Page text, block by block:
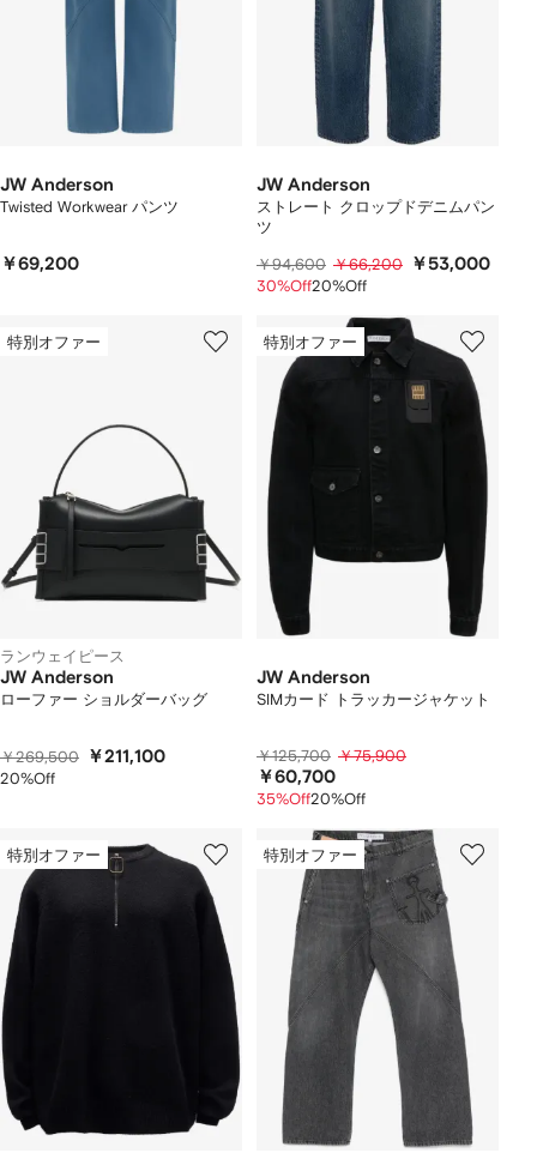
JW Anderson
Twisted Workwear パンツ
￥69,200
JW Anderson
ストレート クロップドデニムパン
ツ
￥94,600 ￥66,200 ￥53,000
30%Off20%Off
特別オファー
ランウェイピース
JW Anderson
ローファー ショルダーバッグ
￥269,500 ￥211,100
20%Off
特別オファー
JW Anderson
SIMカード トラッカージャケット
￥125,700 ￥75,900
￥60,700
35%Off20%Off
特別オファー 特別オファー